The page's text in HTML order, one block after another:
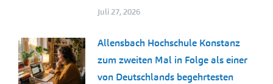
Juli 27, 2026
Allensbach Hochschule Konstanz
zum zweiten Mal in Folge als einer
von Deutschlands begehrtesten